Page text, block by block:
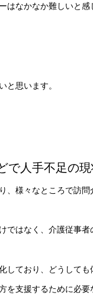
はなかなか難しいと
と思います。
で人手不足の
、様々なところで訪
ではなく、介護従事
しており、どうして
を支援するために必